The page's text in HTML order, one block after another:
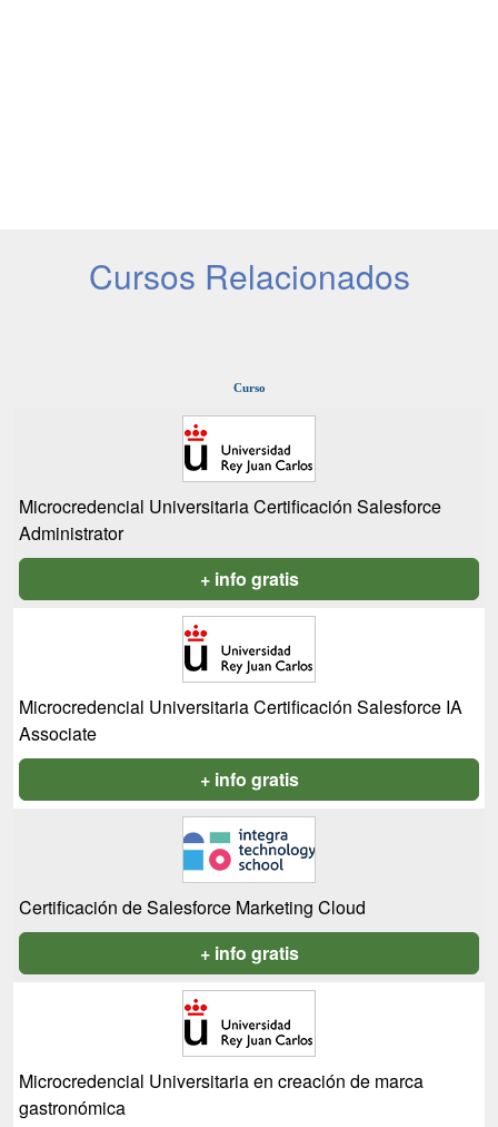
Cursos Relacionados
Curso
Microcredencial Universitaria Certificación Salesforce
Administrator
+ info gratis
Microcredencial Universitaria Certificación Salesforce IA
Associate
+ info gratis
Certificación de Salesforce Marketing Cloud
+ info gratis
Microcredencial Universitaria en creación de marca
gastronómica